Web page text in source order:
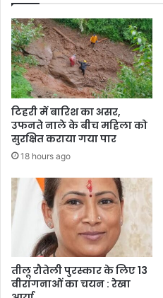
टिहरी में बारिश का असर,
उफनते नाले के बीच महिला को
सुरक्षित कराया गया पार
18 hours ago
तीलू रौतेली पुरस्कार के लिए 13
वीरांगनाओं का चयन : रेखा